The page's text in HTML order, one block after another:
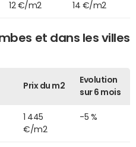
12 €/m2 14 €/m2
et dans les villes
Prix du m2
Evolution
sur 6 mois
1 445
€/m2
-5 %